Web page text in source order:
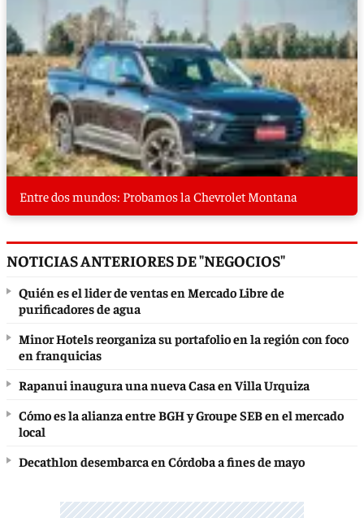
Entre dos mundos: Probamos la Chevrolet Montana
NOTICIAS ANTERIORES DE "NEGOCIOS"
Quién es el lider de ventas en Mercado Libre de
purificadores de agua
Minor Hotels reorganiza su portafolio en la región con foco
en franquicias
Rapanui inaugura una nueva Casa en Villa Urquiza
Cómo es la alianza entre BGH y Groupe SEB en el mercado
local
Decathlon desembarca en Córdoba a fines de mayo